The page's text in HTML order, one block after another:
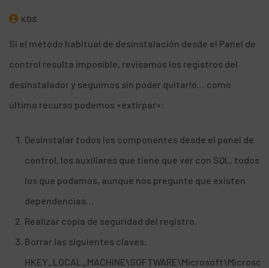
KDS
Si el método habitual de desinstalación desde el Panel de
control resulta imposible, revisamos los registros del
desinstalador y seguimos sin poder quitarlo… como
último recurso podemos «extirpar»:
Desinstalar todos los componentes desde el panel de
control, los auxiliares que tiene que ver con SQL, todos
los que podamos, aunque nos pregunte que existen
dependencias…
Realizar copia de seguridad del registro.
Borrar las siguientes claves:
HKEY_LOCAL_MACHINE\SOFTWARE\Microsoft\Microsoft